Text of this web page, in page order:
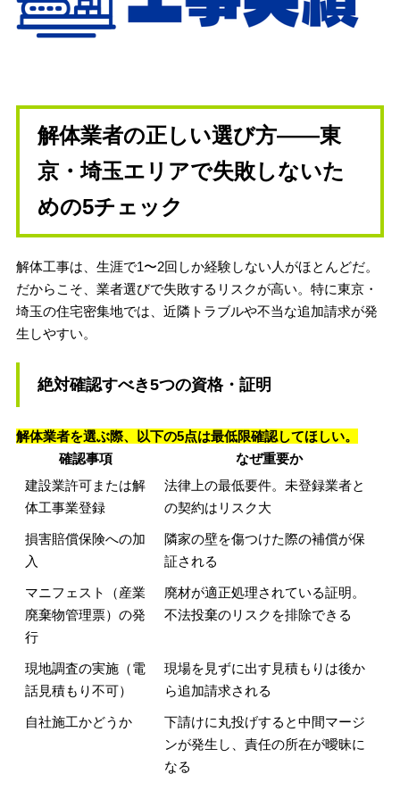
解体業者の正しい選び方——東
京・埼玉エリアで失敗しないた
めの5チェック
解体工事は、生涯で1〜2回しか経験しない人がほとんどだ。
だからこそ、業者選びで失敗するリスクが高い。特に東京・
埼玉の住宅密集地では、近隣トラブルや不当な追加請求が発
生しやすい。
絶対確認すべき5つの資格・証明
解体業者を選ぶ際、以下の5点は最低限確認してほしい。
確認事項
なぜ重要か
建設業許可または解
体工事業登録
法律上の最低要件。未登録業者と
の契約はリスク大
損害賠償保険への加
入
隣家の壁を傷つけた際の補償が保
証される
マニフェスト（産業
廃棄物管理票）の発
行
廃材が適正処理されている証明。
不法投棄のリスクを排除できる
現地調査の実施（電
話見積もり不可）
現場を見ずに出す見積もりは後か
ら追加請求される
自社施工かどうか
下請けに丸投げすると中間マージ
ンが発生し、責任の所在が曖昧に
なる